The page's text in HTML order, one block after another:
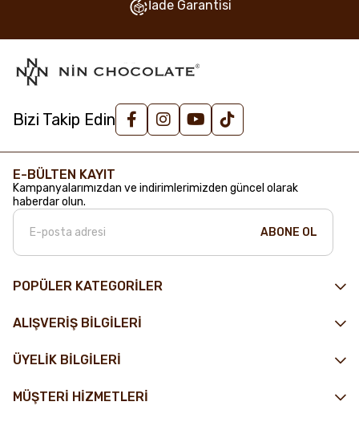
İade Garantisi
Bizi Takip Edin
POPÜLER KATEGORİLER
ALIŞVERİŞ BİLGİLERİ
ÜYELİK BİLGİLERİ
MÜŞTERİ HİZMETLERİ
E-BÜLTEN KAYIT
Kampanyalarımızdan ve indirimlerimizden güncel olarak
haberdar olun.
ABONE OL